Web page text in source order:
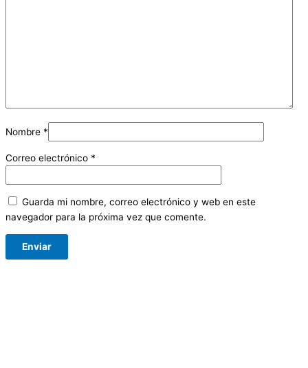
Nombre *
Correo electrónico *
Guarda mi nombre, correo electrónico y web en este
navegador para la próxima vez que comente.